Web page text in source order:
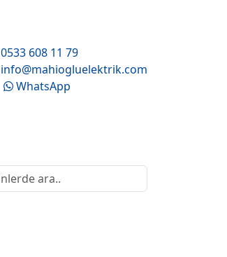
0533 608 11 79
info@mahiogluelektrik.com
WhatsApp